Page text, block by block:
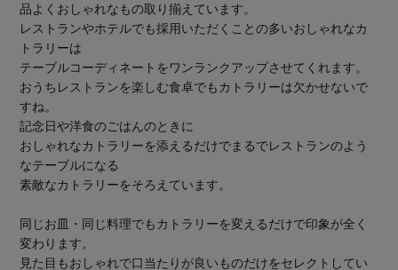
品よくおしゃれなもの取り揃えています。
レストランやホテルでも採用いただくことの多いおしゃれなカ
トラリーは
テーブルコーディネートをワンランクアップさせてくれます。
おうちレストランを楽しむ食卓でもカトラリーは欠かせないで
すね。
記念日や洋食のごはんのときに
おしゃれなカトラリーを添えるだけでまるでレストランのよう
なテーブルになる
素敵なカトラリーをそろえています。
同じお皿・同じ料理でもカトラリーを変えるだけで印象が全く
変わります。
見た目もおしゃれで口当たりが良いものだけをセレクトしてい